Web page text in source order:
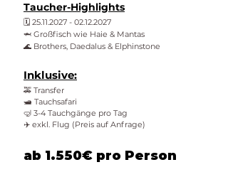
Taucher-Highlights
🗓️ 25.11.2027 - 02.12.2027
🦈 Großfisch wie Haie & Mantas
🌊 Brothers, Daedalus & Elphinstone
Inklusive:
🚕 Transfer
🛥️ Tauchsafari
🤿 3-4 Tauchgänge pro Tag
✈️ exkl. Flug (Preis auf Anfrage)
ab 1.550€ pro Person